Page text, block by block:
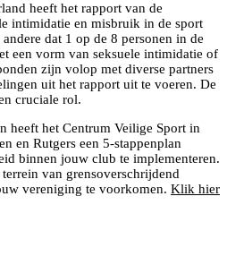
heeft het rapport van de
intimidatie en misbruik in de sport
dat 1 op de 8 personen in de
een vorm van seksuele intimidatie of
zijn volop met diverse partners
uit het rapport uit te voeren. De
cruciale rol.
heeft het Centrum Veilige Sport in
en Rutgers een 5-stappenplan
binnen jouw club te implementeren.
van grensoverschrijdend
vereniging te voorkomen. Klik hier